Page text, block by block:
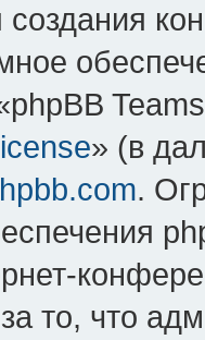
создания
» (в
.
за то, что